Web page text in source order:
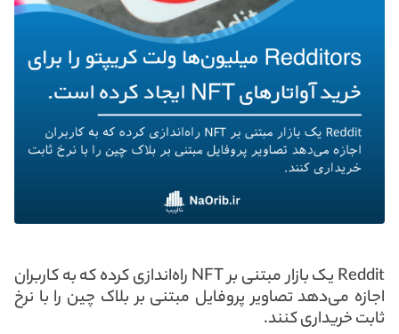
Reddit یک بازار مبتنی بر NFT راه‌اندازی کرده که به کاربران
اجازه می‌دهد تصاویر پروفایل مبتنی بر بلاک چین را با نرخ
ثابت خریداری کنند.